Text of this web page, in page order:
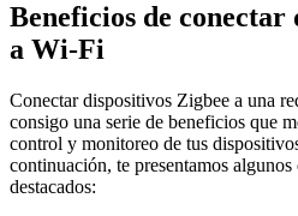
Beneficios de conectar
a Wi-Fi
Conectar dispositivos Zigbee a una
consigo una serie de beneficios que
control y monitoreo de tus
continuación, te presentamos
destacados: